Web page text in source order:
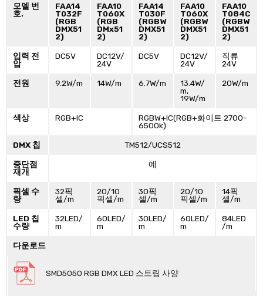
모델 번
호.
FAA14
T032F
(RGB
DMX51
2)
FAA10
T060X
(RGB
DMx51
2)
FAA14
T030F
(RGBW
DMX51
2)
FAA10
T060X
(RGBW
DMX51
2)
FAA10
T084C
(RGBW
DMX51
2)
입력 전
압
DC5V
DC12V/
24V
DC5V
DC12V/
24V
직류
24V
전원 9.2W/m 14W/m 6.7W/m
13.4W/
m,
19W/m
20W/m
색상 RGB+IC
RGBW+IC(RGB+화이트 2700-
6500k)
DMX 칩 TM512/UCS512
중단점
재개
예
픽셀 수
량
32픽
셀/m
20/10
픽셀/m
30픽
셀/m
20/10
픽셀/m
14픽
셀/m
LED 칩
수량
32LED/
m
60LED/
m
30LED/
m
60LED/
m
84LED
/m
다운로드
SMD5050 RGB DMX LED 스트립 사양